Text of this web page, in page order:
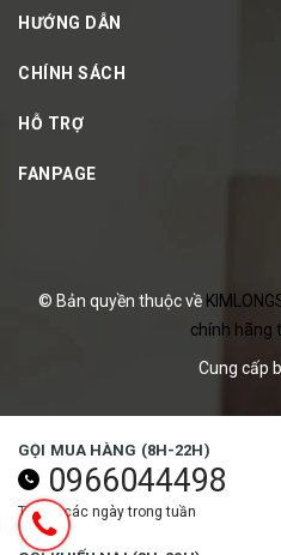
HƯỚNG DẪN
CHÍNH SÁCH
HỖ TRỢ
FANPAGE
© Bản quyền thuộc về
chính hãng
Cung cấp
GỌI MUA HÀNG (8H-22H)
0966044498
Tất cả các ngày trong tuần